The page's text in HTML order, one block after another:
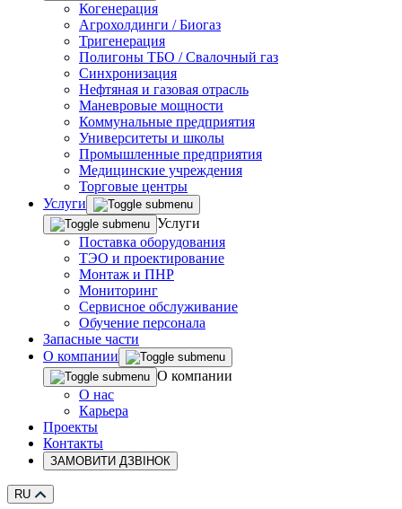
Когенерация
Агрохолдинги / Биогаз
Тригенерация
Полигоны ТБО / Свалочный газ
Синхронизация
Нефтяная и газовая отрасль
Маневровые мощности
Коммунальные предприятия
Университеты и школы
Промышленные предприятия
Медицинские учреждения
Торговые центры
Услуги
Услуги
Поставка оборудования
ТЭО и проектирование
Монтаж и ПНР
Мониторинг
Сервисное обслуживание
Обучение персонала
Запасные части
О компании
О компании
О нас
Карьера
Проекты
Контакты
ЗАМОВИТИ ДЗВІНОК
RU